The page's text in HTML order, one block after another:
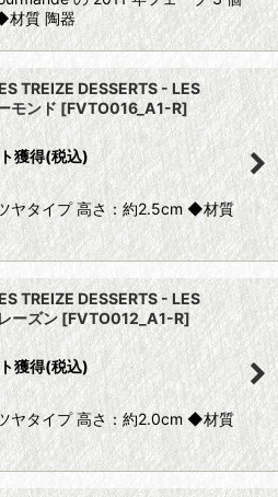
材質 陶器
TREIZE DESSERTS - LES
モンド [FVTO016_A1-R]
獲得(税込)
タイプ 高さ：約2.5cm ◆材質
TREIZE DESSERTS - LES
ーズン [FVTO012_A1-R]
獲得(税込)
タイプ 高さ：約2.0cm ◆材質